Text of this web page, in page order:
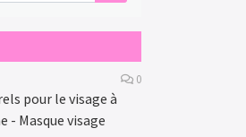
0
pour le visage à
- Masque visage